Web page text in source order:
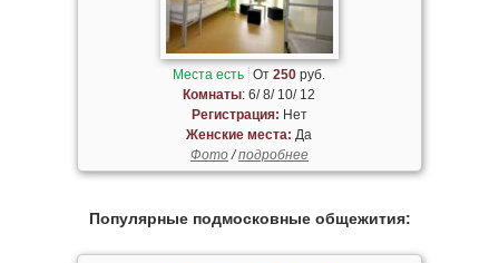
Места есть От250 руб.
Комнаты: 6/ 8/ 10/ 12
Регистрация: Нет
Женские места: Да
Фото/подробнее
Популярные подмосковные общежития: